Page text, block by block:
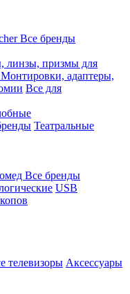
Все бренды
линзы, призмы для
Монтировки, адаптеры,
Все для
Театральные
Все бренды
USB
телевизоры Аксессуары